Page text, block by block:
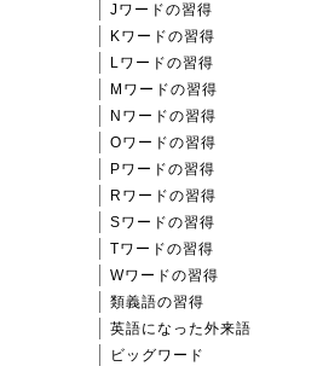
Jワードの習得
Kワードの習得
Lワードの習得
Mワードの習得
Nワードの習得
Oワードの習得
Pワードの習得
Rワードの習得
Sワードの習得
Tワードの習得
Wワードの習得
類義語の習得
英語になった外来語
ビッグワード